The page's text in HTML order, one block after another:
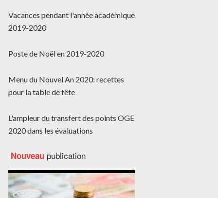
Vacances pendant l'année académique
2019-2020
Poste de Noël en 2019-2020
Menu du Nouvel An 2020: recettes
pour la table de fête
L'ampleur du transfert des points OGE
2020 dans les évaluations
Nouveau publication